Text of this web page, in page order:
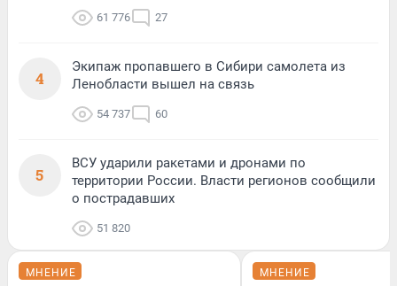
61 776 27
4
Экипаж пропавшего в Сибири самолета из
Ленобласти вышел на связь
54 737 60
5
ВСУ ударили ракетами и дронами по
территории России. Власти регионов сообщили
о пострадавших
51 820
МНЕНИЕ МНЕНИЕ